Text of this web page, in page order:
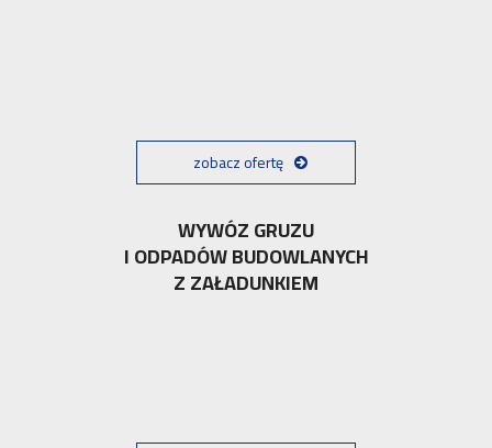
zobacz ofertę
WYWÓZ GRUZU
I ODPADÓW BUDOWLANYCH
Z ZAŁADUNKIEM